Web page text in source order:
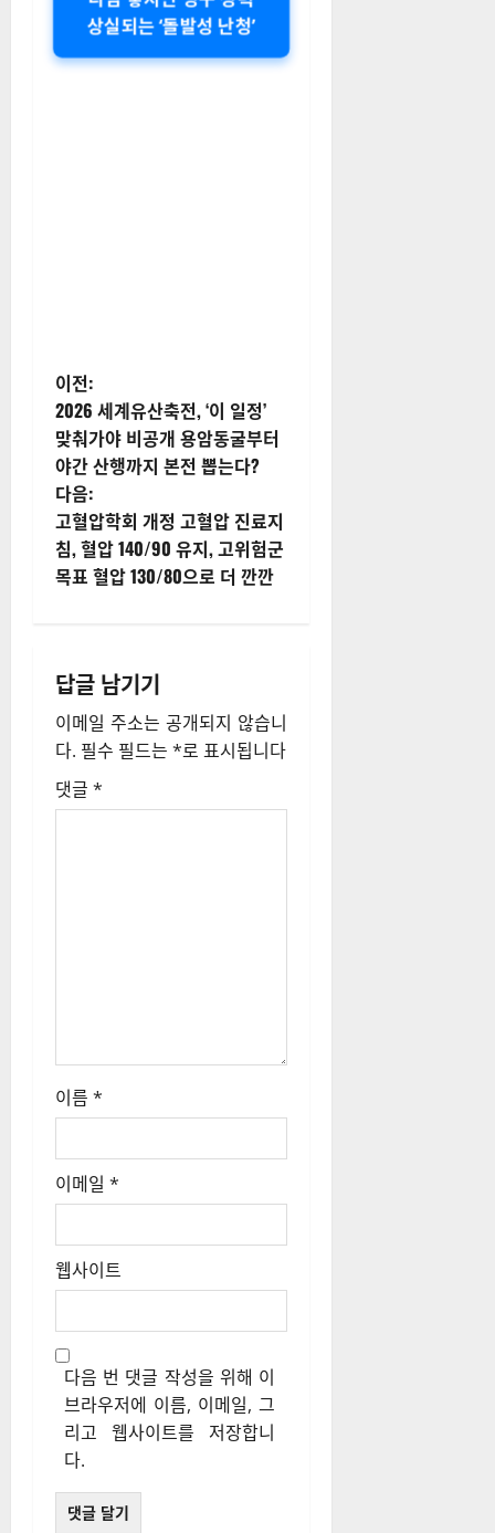
상실되는 ‘돌발성 난청’
게
시
물
내
비
이
션
이전:
2026 세계유산축전, ‘이 일정’
맞춰가야 비공개 용암동굴부터
야간 산행까지 본전 뽑는다?
다음:
고혈압학회 개정 고혈압 진료지
침, 혈압 140/90 유지, 고위험군
목표 혈압 130/80으로 더 깐깐
답글 남기기
이메일 주소는 공개되지 않습니
다. 필수 필드는 *로 표시됩니다
댓글 *
이름 *
이메일 *
웹사이트
다음 번 댓글 작성을 위해 이
브라우저에 이름, 이메일, 그
리고 웹사이트를 저장합니
다.